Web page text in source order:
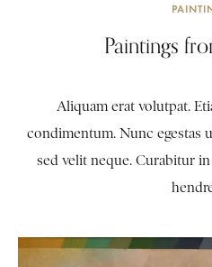
Paintings
Aliquam erat volutpat.
condimentum. Nunc egestas
sed velit neque. Curabitur